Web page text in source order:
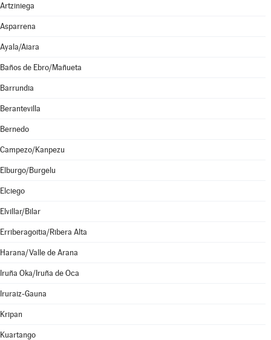
Artziniega
Asparrena
Ayala/Aiara
Baños de Ebro/Mañueta
Barrundia
Berantevilla
Bernedo
Campezo/Kanpezu
Elburgo/Burgelu
Elciego
Elvillar/Bilar
Erriberagoitia/Ribera Alta
Harana/Valle de Arana
Iruña Oka/Iruña de Oca
Iruraiz-Gauna
Kripan
Kuartango